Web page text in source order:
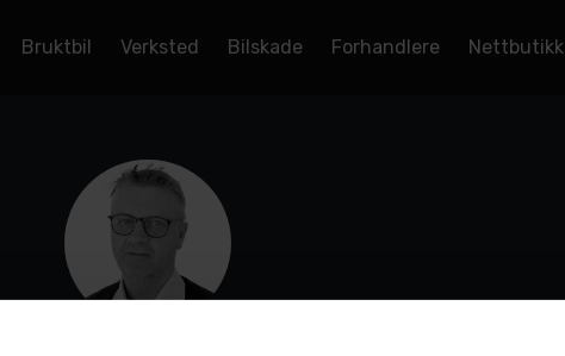
Bruktbil Verksted Bilskade Forhandlere Nettbutikk